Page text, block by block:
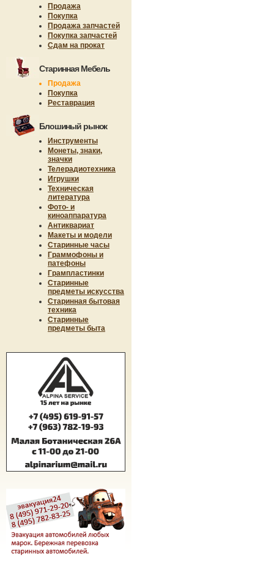
Продажа
Покупка
Продажа запчастей
Покупка запчастей
Сдам на прокат
Старинная Мебель
Продажа
Покупка
Реставрация
Блошиный рынок
Инструменты
Монеты, знаки,
значки
Телерадиотехника
Игрушки
Техническая
литература
Фото- и
киноаппаратура
Антиквариат
Макеты и модели
Старинные часы
Граммофоны и
патефоны
Грампластинки
Старинные
предметы искусства
Старинная бытовая
техника
Старинные
предметы быта